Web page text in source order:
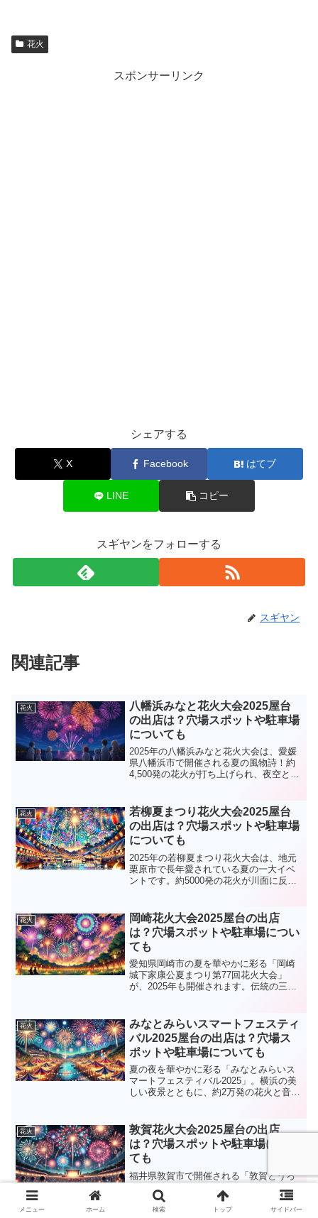
花火
スポンサーリンク
シェアする
X Facebook はてブ
LINE コピー
スギヤンをフォローする
スギヤン
関連記事
花火
八幡浜みなと花火大会2025屋台
の出店は？穴場スポットや駐車場
についても
2025年の八幡浜みなと花火大会は、愛媛
県八幡浜市で開催される夏の風物詩！約
4,500発の花火が打ち上げられ、夜空と海
や交通規制、駐車場情報など、実際に訪
れる前にチェッ...
花火
若柳夏まつり花火大会2025屋台
の出店は？穴場スポットや駐車場
についても
2025年の若柳夏まつり花火大会は、地元
栗原市で長年愛されている夏の一大イベ
ントです。約5000発の花火が川面に反射
アクセス方法、混雑状況など、詳細な情
報をお届けします。...
花火
岡崎花火大会2025屋台の出店
は？穴場スポットや駐車場につい
ても
愛知県岡崎市の夏を華やかに彩る「岡崎
城下家康公夏まつり第77回花火大会」
が、2025年も開催されます。伝統の三河
るとあって、毎年大勢の人でにぎわいま
す。本記事では、屋台...
花火
みなとみらいスマートフェスティ
バル2025屋台の出店は？穴場ス
ポットや駐車場についても
夏の夜を華やかに彩る「みなとみらいス
マートフェスティバル2025」。横浜の美
しい夜景とともに、約2万発の花火と音楽
間違いなし！この記事では、気になる屋
台情報や穴場スポッ...
花火
敦賀花火大会2025屋台の出店
は？穴場スポットや駐車場につい
ても
福井県敦賀市で開催される「敦賀とうろ
の流れと約1万発の大花火が一夜に共演す
る、全国的にも珍しいイベントです。
メニュー ホーム 検索 トップ サイドバー